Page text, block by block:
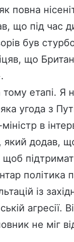
повна
що під час
був
що
етапі. Я
угода з
в
який додав,
політика
із
агресії.
не міг